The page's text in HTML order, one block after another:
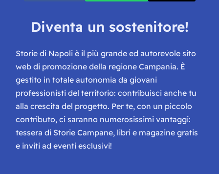
Diventa un sostenitore!
Storie di Napoli è il più grande ed autorevole sito
web di promozione della regione Campania. È
gestito in totale autonomia da giovani
professionisti del territorio: contribuisci anche tu
alla crescita del progetto. Per te, con un piccolo
contributo, ci saranno numerosissimi vantaggi:
tessera di Storie Campane, libri e magazine gratis
e inviti ad eventi esclusivi!